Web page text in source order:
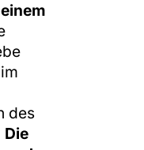
des
Die